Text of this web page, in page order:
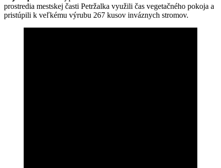
prostredia mestskej časti Petržalka využili čas vegetačného pokoja a
pristúpili k veľkému výrubu 267 kusov inváznych stromov.